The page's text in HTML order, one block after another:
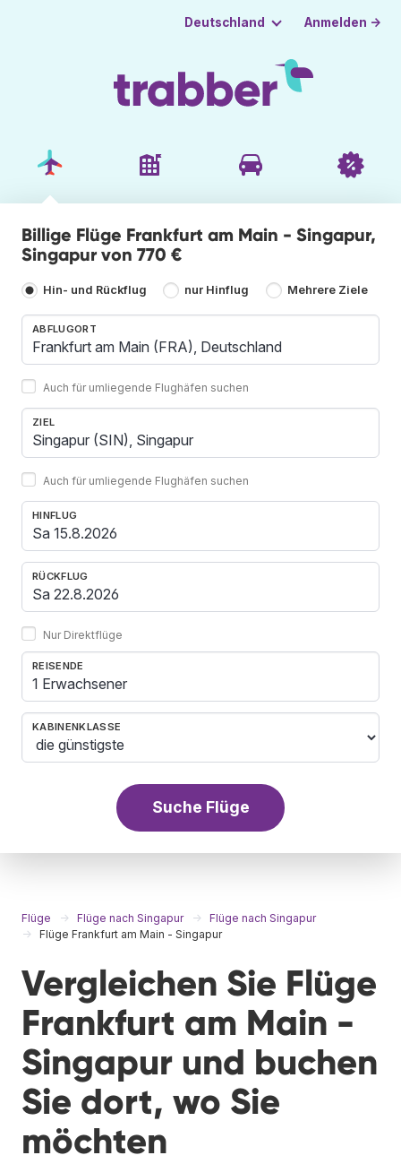
Deutschland Anmelden →
Billige Flüge Frankfurt am Main - Singapur,
Singapur von 770 €
Hin- und Rückflug nur Hinflug Mehrere Ziele
ABFLUGORT
Auch für umliegende Flughäfen suchen
ZIEL
Auch für umliegende Flughäfen suchen
HINFLUG
RÜCKFLUG
Nur Direktflüge
REISENDE
1 Erwachsener
KABINENKLASSE
Suche Flüge
Flüge Flüge nach Singapur
Flüge nach Singapur
Flüge Frankfurt am Main - Singapur
Vergleichen Sie Flüge
Frankfurt am Main -
Singapur und buchen
Sie dort, wo Sie
möchten